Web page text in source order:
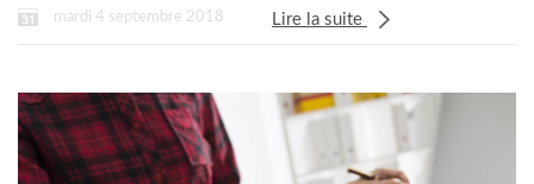
mardi 4 septembre 2018 Lire la suite